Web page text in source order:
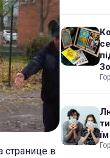
странице в